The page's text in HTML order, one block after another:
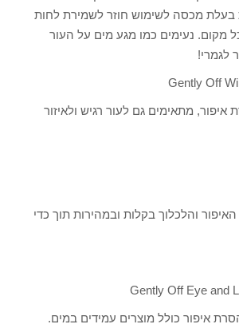
בעלת מכסה לשימוש חוזר לשמירת לחות
מקום. נעימים כמו מגע מים על העור
לגמרי!
Gently Off
איפור, מתאימים גם לעור רגיש ולאיזור
והלכלוך בקלות ובמהירות תוך כדי
Gently Off Eye and
איפור כולל מוצרים עמידים במים.